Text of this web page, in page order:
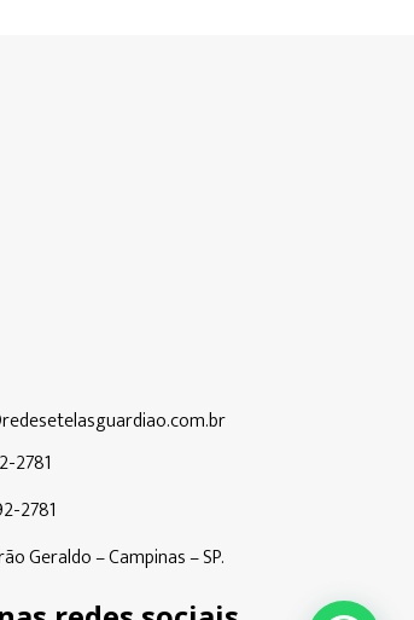
2781
2781
Geraldo – Campinas – SP.